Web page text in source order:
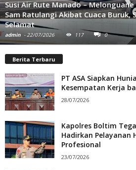
Penuh Khidmat, Pengurus Baru
Perdana dan Ta’aruf
admin - 19/07/2026 124 0
Berita Terbaru
PT ASA Siapkan
Kesempatan Kerja
28/07/2026
Kapolres Boltim
Hadirkan Pelayanan
Profesional
23/07/2026